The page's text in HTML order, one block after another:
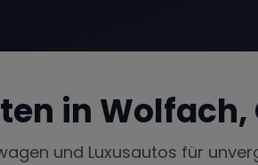
in Wolfach,
und Luxusautos für